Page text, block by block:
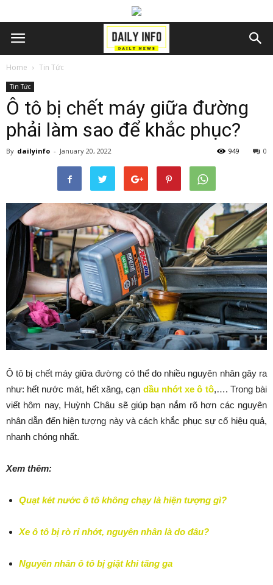
Home Tin Tức
Tin Tức
Ô tô bị chết máy giữa đường
phải làm sao để khắc phục?
By dailyinfo - January 20, 2022 0
949
Ô tô bị chết máy giữa đường có thể do nhiều nguyên nhân gây ra
như: hết nước mát, hết xăng, cạn dầu nhớt xe ô tô,…. Trong bài
viết hôm nay, Huỳnh Châu sẽ giúp bạn nắm rõ hơn các nguyên
nhân dẫn đến hiện tượng này và cách khắc phục sự cố hiệu quả,
nhanh chóng nhất.
Xem thêm:
Quạt két nước ô tô không chạy là hiện tượng gì?
Xe ô tô bị rò rỉ nhớt, nguyên nhân là do đâu?
Nguyên nhân ô tô bị giật khi tăng ga